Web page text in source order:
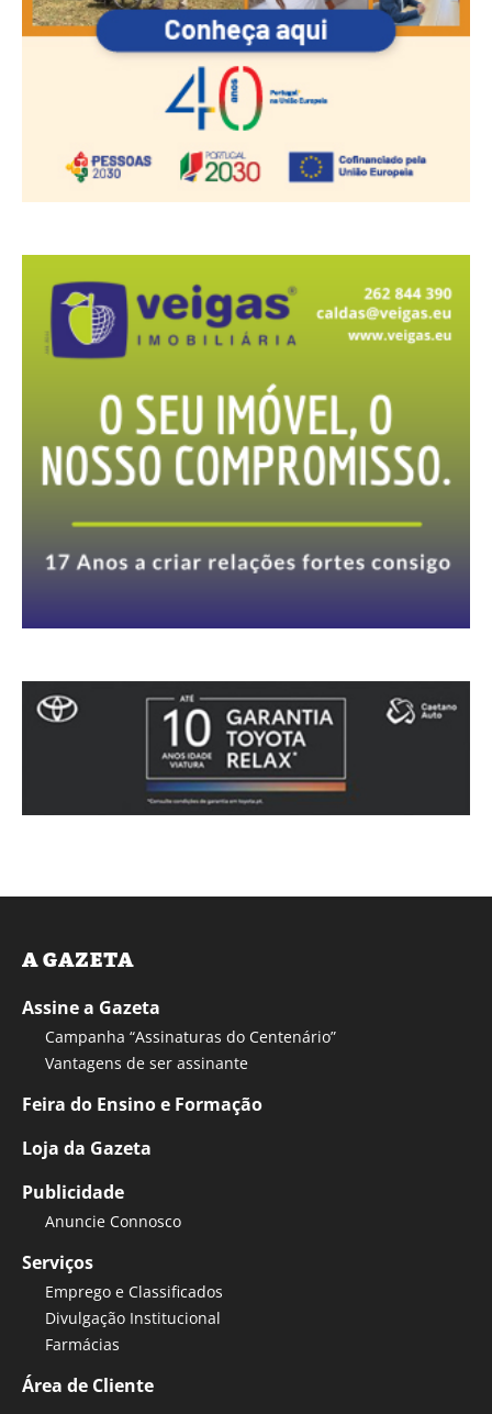
A GAZETA
Assine a Gazeta
Campanha “Assinaturas do Centenário”
Vantagens de ser assinante
Feira do Ensino e Formação
Loja da Gazeta
Publicidade
Anuncie Connosco
Serviços
Emprego e Classificados
Divulgação Institucional
Farmácias
Área de Cliente